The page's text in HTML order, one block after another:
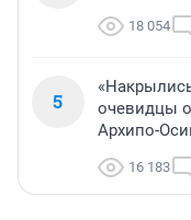
18 054
5
очевидцы
Архипо-
16 183